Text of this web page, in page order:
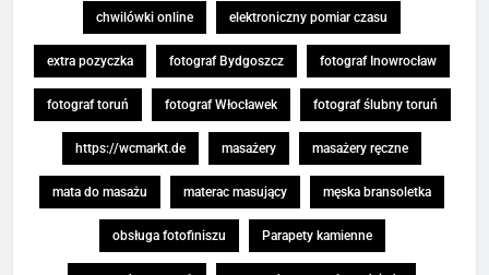
chwilówki online elektroniczny pomiar czasu
extra pozyczka fotograf Bydgoszcz fotograf Inowrocław
fotograf toruń fotograf Włocławek fotograf ślubny toruń
https://wcmarkt.de masażery masażery ręczne
mata do masażu materac masujący męska bransoletka
obsługa fotofiniszu Parapety kamienne